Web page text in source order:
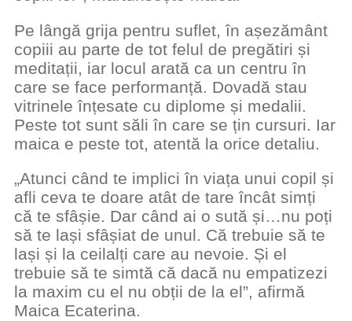
Pe lângă grija pentru suflet, în așezământ
copiii au parte de tot felul de pregătiri și
meditații, iar locul arată ca un centru în
care se face performanță. Dovadă stau
vitrinele înțesate cu diplome și medalii.
Peste tot sunt săli în care se țin cursuri. Iar
maica e peste tot, atentă la orice detaliu.
„Atunci când te implici în viața unui copil și
afli ceva te doare atât de tare încât simți
că te sfâșie. Dar când ai o sută și…nu poți
să te lași sfâșiat de unul. Că trebuie să te
lași și la ceilalți care au nevoie. Și el
trebuie să te simtă că dacă nu empatizezi
la maxim cu el nu obții de la el”, afirmă
Maica Ecaterina.